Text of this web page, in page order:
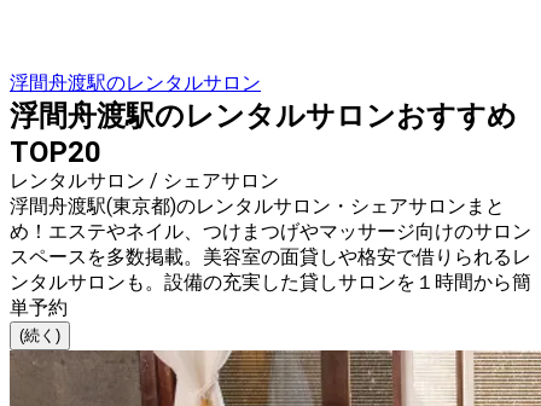
浮間舟渡駅のレンタルサロン
浮間舟渡駅のレンタルサロンおすすめ
TOP20
レンタルサロン / シェアサロン
浮間舟渡駅(東京都)のレンタルサロン・シェアサロンまと
め！エステやネイル、つけまつげやマッサージ向けのサロン
スペースを多数掲載。美容室の面貸しや格安で借りられるレ
ンタルサロンも。設備の充実した貸しサロンを１時間から簡
単予約
(続く)